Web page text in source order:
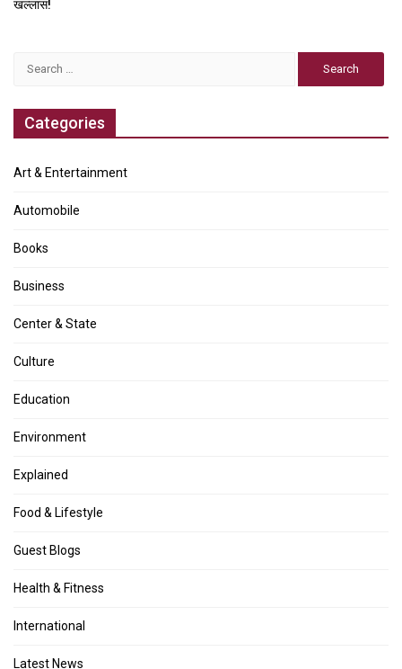
खल्लास!
Categories
Art & Entertainment
Automobile
Books
Business
Center & State
Culture
Education
Environment
Explained
Food & Lifestyle
Guest Blogs
Health & Fitness
International
Latest News